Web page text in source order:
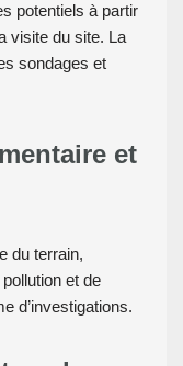
potentiels à partir
visite du site. La
sondages et
et
du terrain,
et de
d’investigations.